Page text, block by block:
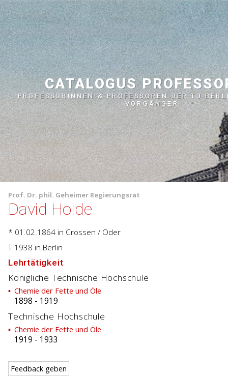
CATALOGUS
PROFESSORINNEN & PROFESSOREN DER TU
VORGÄNGER
Prof. Dr. phil. Geheimer Regierungsrat
David Holde
* 01.02.1864 in Crossen / Oder
† 1938 in Berlin
Lehrtätigkeit
Königliche Technische Hochschule
Chemie der Fette und Öle
1898 - 1919
Technische Hochschule
Chemie der Fette und Öle
1919 - 1933
Feedback geben